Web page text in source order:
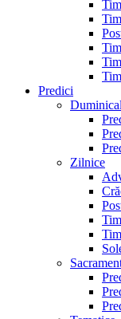
Predici
Zilnice